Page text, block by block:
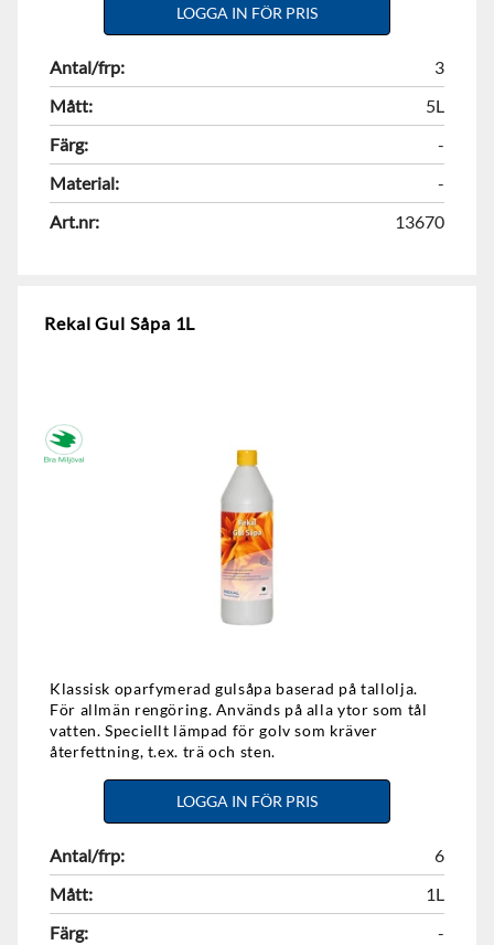
LOGGA IN FÖR PRIS
Antal/frp:
3
Mått:
5L
Färg:
-
Material:
-
Art.nr:
13670
Rekal Gul Såpa 1L
Klassisk oparfymerad gulsåpa baserad på tallolja.
För allmän rengöring. Används på alla ytor som tål
vatten. Speciellt lämpad för golv som kräver
återfettning, t.ex. trä och sten.
LOGGA IN FÖR PRIS
Antal/frp:
6
Mått:
1L
Färg:
-